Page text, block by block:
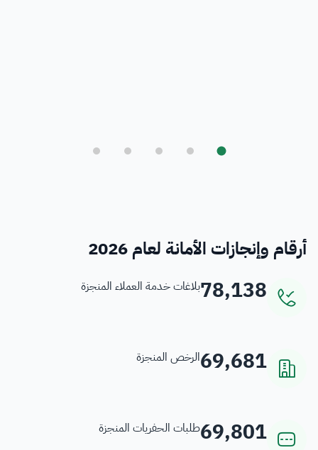
أرقام وإنجازات الأمانة لعام 2026
78,138بلاغات خدمة العملاء المنجزة
69,681الرخص المنجزة
69,801طلبات الحفريات المنجزة